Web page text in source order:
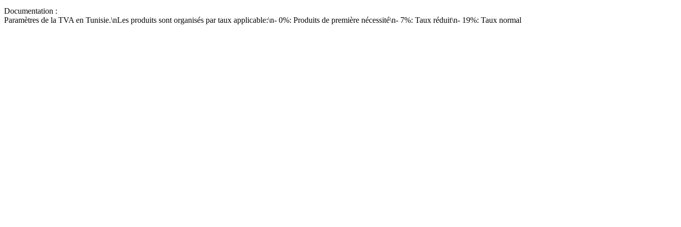
Documentation :
Paramètres de la TVA en Tunisie.\nLes produits sont organisés par taux applicable:\n- 0%: Produits de première nécessité\n- 7%: Taux réduit\n- 19%: Taux normal